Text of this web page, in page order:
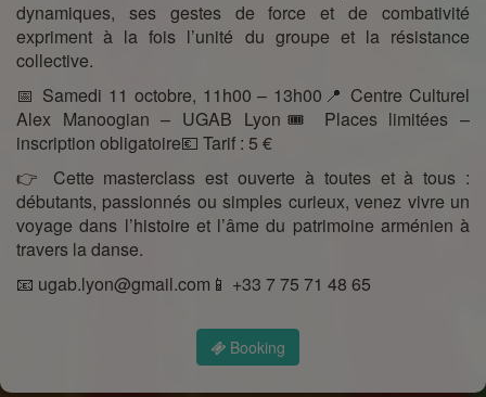
dynamiques, ses gestes de force et de combativité
expriment à la fois l’unité du groupe et la résistance
collective.
📅 Samedi 11 octobre, 11h00 – 13h00📍 Centre Culturel
Alex Manoogian – UGAB Lyon🎟 Places limitées –
inscription obligatoire💶 Tarif : 5 €
👉 Cette masterclass est ouverte à toutes et à tous :
débutants, passionnés ou simples curieux, venez vivre un
voyage dans l’histoire et l’âme du patrimoine arménien à
travers la danse.
📧 ugab.lyon@gmail.com📱 +33 7 75 71 48 65
Booking